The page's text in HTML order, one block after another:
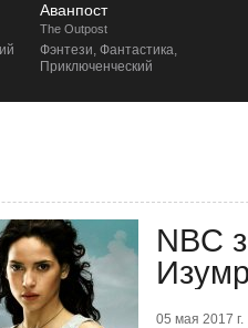
Аванпост
The Outpost
Фэнтези, Фантастика,
Приключенческий
NBC
05 мая 2017 г.